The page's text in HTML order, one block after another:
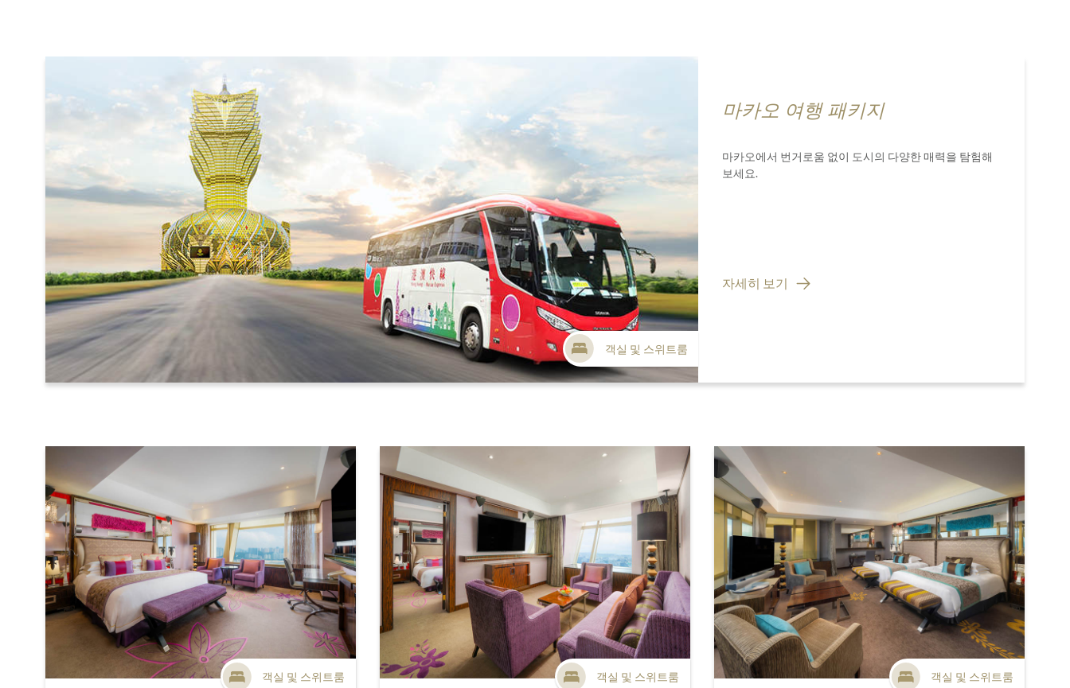
객실 및 스위트룸
마카오 여행 패키지
마카오에서 번거로움 없이 도시의 다양한 매력을 탐험해
보세요.
자세히 보기
객실 및 스위트룸 객실 및 스위트룸 객실 및 스위트룸